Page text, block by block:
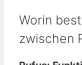
Worin
zwischen